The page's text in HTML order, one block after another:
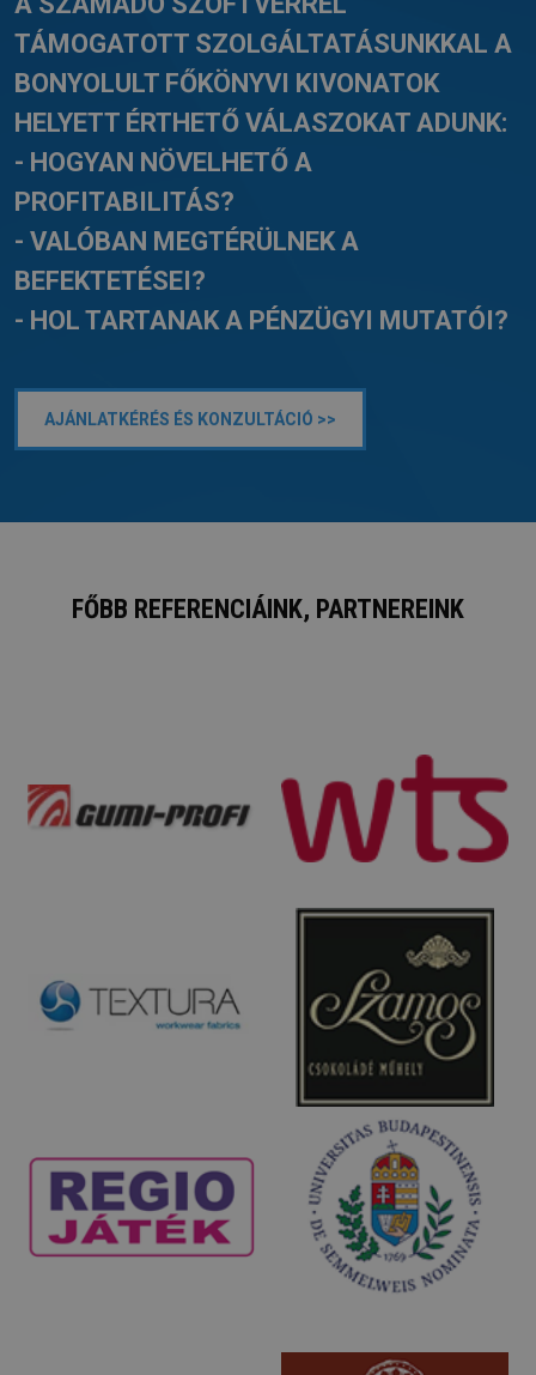
TÁMOGATOTT SZOLGÁLTATÁSUNKKAL A
BONYOLULT FŐKÖNYVI KIVONATOK
HELYETT ÉRTHETŐ VÁLASZOKAT ADUNK:
- HOGYAN NÖVELHETŐ A
PROFITABILITÁS?
- VALÓBAN MEGTÉRÜLNEK A
BEFEKTETÉSEI?
- HOL TARTANAK A PÉNZÜGYI MUTATÓI?
AJÁNLATKÉRÉS ÉS KONZULTÁCIÓ >>
FŐBB REFERENCIÁINK, PARTNEREINK